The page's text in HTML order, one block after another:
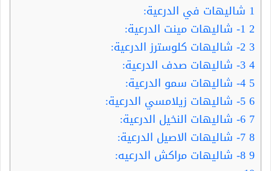
1 شاليهات في الدرعية:
2
3
4
5
6
7
8
9